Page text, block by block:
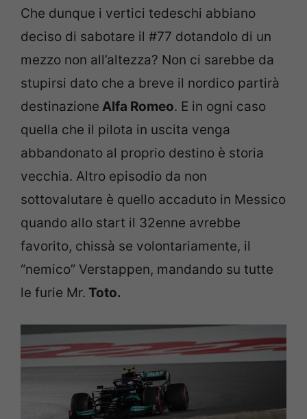
Che dunque i vertici tedeschi abbiano
deciso di sabotare il #77 dotandolo di un
mezzo non all’altezza? Non ci sarebbe da
stupirsi dato che a breve il nordico partirà
destinazione Alfa Romeo. E in ogni caso
quella che il pilota in uscita venga
abbandonato al proprio destino è storia
vecchia. Altro episodio da non
sottovalutare è quello accaduto in Messico
quando allo start il 32enne avrebbe
favorito, chissà se volontariamente, il
“nemico” Verstappen, mandando su tutte
le furie Mr. Toto.